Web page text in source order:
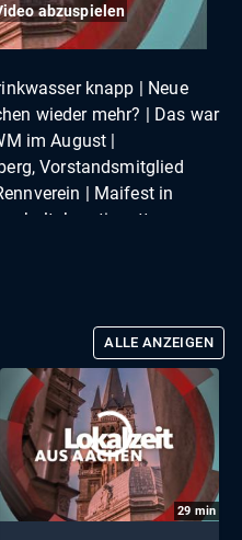
abzuspielen
knapp | Neue
wieder mehr? | Das war
im August |
Vorstandsmitglied
| Maifest in
Jungtierrettung per
Paradies – Wie schön ist
ALLE ANZEIGEN
29 min